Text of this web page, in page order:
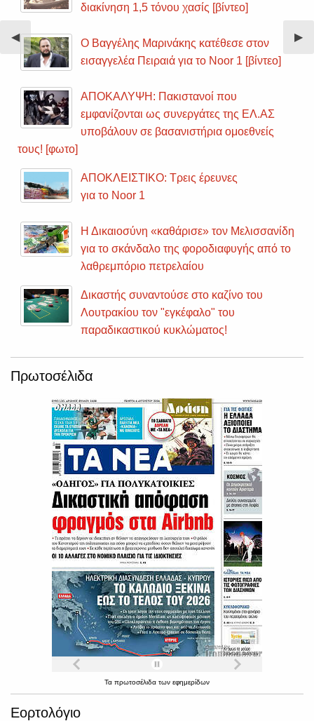
Previous
Slide
◀︎ ▶︎
διακίνηση 1,5 τόνου χασίς [βίντεο]
Ο Βαγγέλης Μαρινάκης κατέθεσε στον
εισαγγελέα Πειραιά για το Noor 1 [βίντεο]
ΑΠΟΚΑΛΥΨΗ: Πακιστανοί που
εμφανίζονται ως συνεργάτες της ΕΛ.ΑΣ
υποβάλουν σε βασανιστήρια ομοεθνείς
τους! [φωτο]
ΑΠΟΚΛΕΙΣΤΙΚΟ: Τρεις έρευνες
για το Noor 1
Η Δικαιοσύνη «καθάρισε» τον Μελισσανίδη
για το σκάνδαλο της φοροδιαφυγής από το
λαθρεμπόριο πετρελαίου
Δικαστής συναντούσε στο καζίνο του
Λουτρακίου τον "εγκέφαλο" του
παραδικαστικού κυκλώματος!
Πρωτοσέλιδα
Τα πρωτοσέλιδα των εφημερίδων
Εορτολόγιο